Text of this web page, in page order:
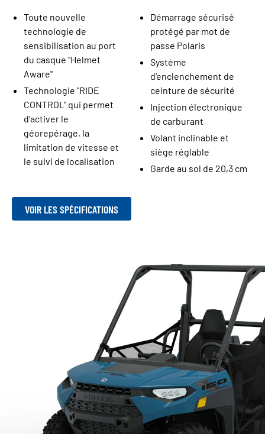
Toute nouvelle
technologie de
sensibilisation au port
du casque "Helmet
Aware"
Technologie "RIDE
CONTROL" qui permet
d’activer le
géorepérage, la
limitation de vitesse et
le suivi de localisation
Démarrage sécurisé
protégé par mot de
passe Polaris
Système
d’enclenchement de
ceinture de sécurité
Injection électronique
de carburant
Volant inclinable et
siège réglable
Garde au sol de 20,3 cm
VOIR LES SPÉCIFICATIONS